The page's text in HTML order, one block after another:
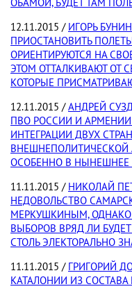
ОБАМОЙ, БУДЕТ ТАМ
12.11.2015 / ИГОРЬ
ПРИОСТАНОВИТЬ
ОРИЕНТИРУЮТСЯ НА
ЭТОМ ОТТАЛКИВАЮТ ОТ
КОТОРЫЕ
12.11.2015 /АНДРЕЙ
ПВО РОССИИ И
ИНТЕГРАЦИИ ДВУХ
ВНЕШНЕПОЛИТИЧЕСКОЙ
ОСОБЕННО В НЫНЕШНЕЕ
11.11.2015 / НИКОЛАЙ
НЕДОВОЛЬСТВО
МЕРКУШКИНЫМ,
ВЫБОРОВ ВРЯД ЛИ
СТОЛЬ ЭЛЕКТОРАЛЬНО
11.11.2015 / ГРИГОРИЙ
КАТАЛОНИИ ИЗ